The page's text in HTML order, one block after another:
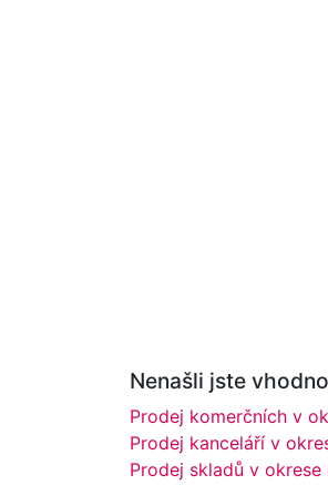
Nenašli jste
Prodej komerčních v
Prodej kanceláří v
Prodej skladů v okrese